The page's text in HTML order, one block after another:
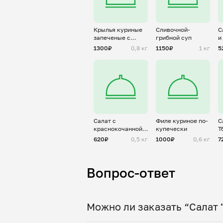
Крылья куриные
запеченые с
соусом терияки
1300₽ 0,8 кг
Сливочной-
грибной суп
1150₽
1 кг
Салат с
краснокочанной
капустой
620₽ 0,5 кг
Филе куриное по-
купечески
1000₽
0,6 кг
Вопрос-ответ
Можно ли заказать “Салат